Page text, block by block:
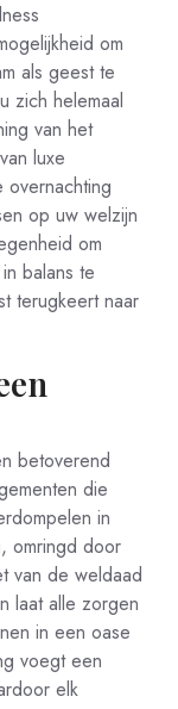
om
als geest te
zich helemaal
van het
luxe
op uw welzijn
om
balans te
terugkeert naar
betoverend
die
in
omringd door
van de weldaad
laat alle zorgen
in een oase
voegt een
elk